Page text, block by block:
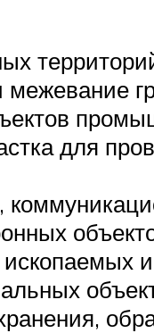
межевание
для